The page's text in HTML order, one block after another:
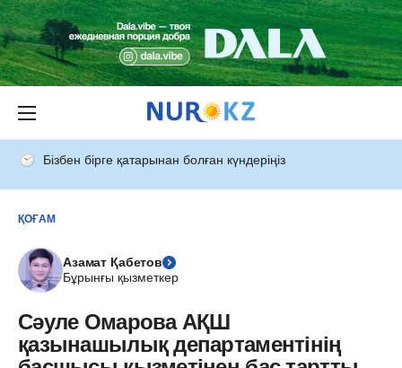
Бізбен бірге қатарынан болған күндеріңіз
ҚОҒАМ
Азамат Қабетов
Бұрынғы қызметкер
Сәуле Омарова АҚШ
қазынашылық департаментінің